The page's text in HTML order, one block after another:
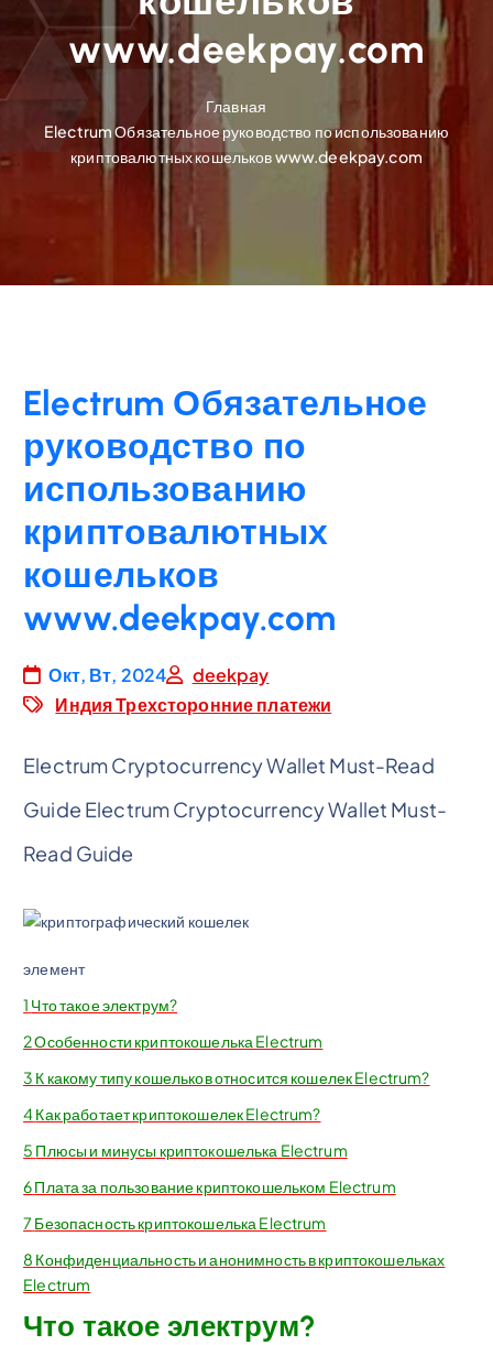
www.deekpay.com
Главная
Electrum Обязательное руководство по использованию
криптовалютных кошельков www.deekpay.com
Electrum Обязательное
руководство по
использованию
криптовалютных
кошельков
www.deekpay.com
Окт, Вт, 2024
deekpay
Индия Трехсторонние платежи
Electrum Cryptocurrency Wallet Must-Read
Guide Electrum Cryptocurrency Wallet Must-
Read Guide
элемент
1 Что такое электрум?
2Особенности криптокошелька Electrum
3 К какому типу кошельков относится кошелек Electrum?
4Как работает криптокошелек Electrum?
5 Плюсы и минусы криптокошелька Electrum
6Плата за пользование криптокошельком Electrum
7 Безопасность криптокошелька Electrum
8 Конфиденциальность и анонимность в криптокошельках
Electrum
Что такое электрум?